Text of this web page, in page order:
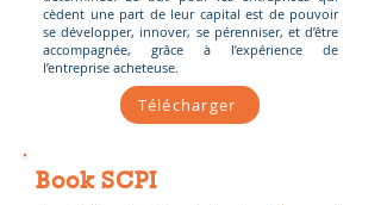
cèdent une part de leur capital est de pouvoir
se développer, innover, se pérenniser, et d’être
accompagnée, grâce à l’expérience de
l’entreprise acheteuse.
Télécharger
Book SCPI